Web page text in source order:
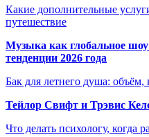
Какие дополнительные
путешествие
Музыка как глобальное
тенденции 2026 года
Бак для летнего душа: объём,
Тейлор Свифт и Трэвис
Что делать психологу, когда